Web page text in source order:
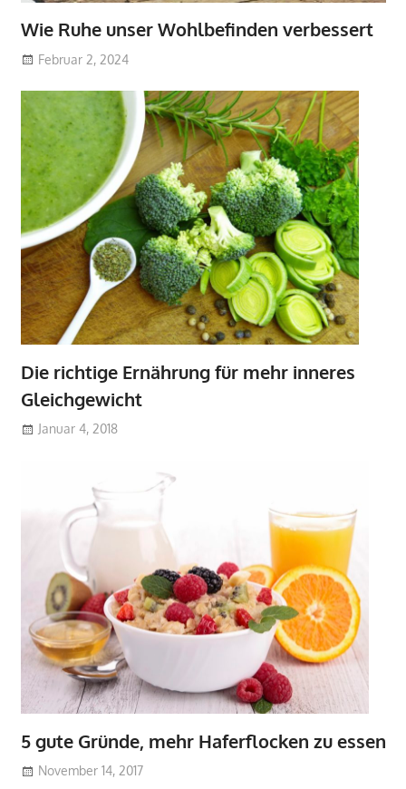
Wie Ruhe unser Wohlbefinden verbessert
Februar 2, 2024
Die richtige Ernährung für mehr inneres
Gleichgewicht
Januar 4, 2018
5 gute Gründe, mehr Haferflocken zu essen
November 14, 2017